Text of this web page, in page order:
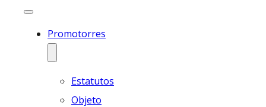
Promotorres
Estatutos
Objeto